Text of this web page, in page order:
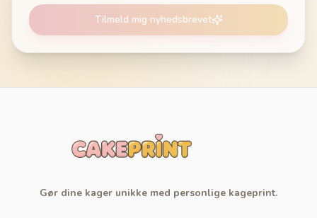
Tilmeld mig nyhedsbrevet
Gør dine kager unikke med personlige kageprint.